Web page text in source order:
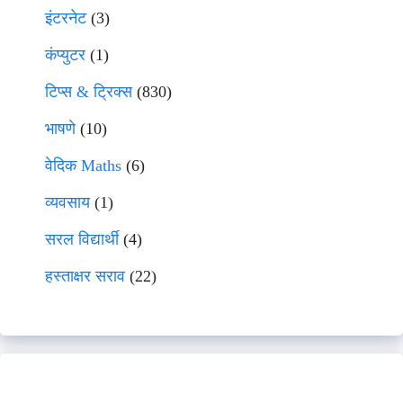
इंटरनेट(3)
कंप्युटर (1)
टिप्स & ट्रिक्स(830)
भाषणे(10)
वेदिक Maths (6)
व्यवसाय(1)
सरल विद्यार्थी(4)
हस्ताक्षर सराव (22)